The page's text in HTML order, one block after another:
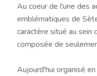
Au coeur de l'une des
emblématiques de
caractère situé au sein
composée de
Aujourd'hui organisé